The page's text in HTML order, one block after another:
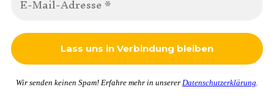
Wir senden keinen Spam! Erfahre mehr in unserer Datenschutzerklärung